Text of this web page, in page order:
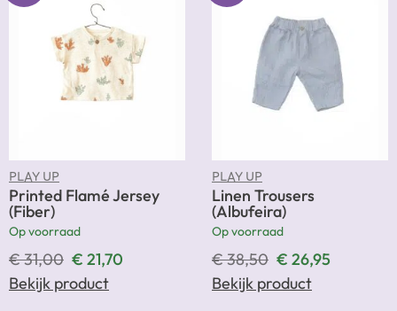
PLAY UP
Printed Flamé Jersey
(Fiber)
Op voorraad
€31,00 € 21,70
Bekijk product
PLAY UP
Linen Trousers
(Albufeira)
Op voorraad
€38,50 € 26,95
Bekijk product